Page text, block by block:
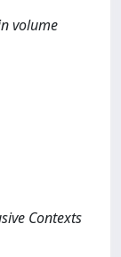
volume
Contexts